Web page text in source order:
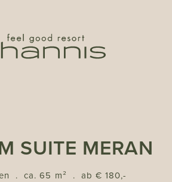
SUITE MERAN
.ca. 65 m² . ab € 180,-